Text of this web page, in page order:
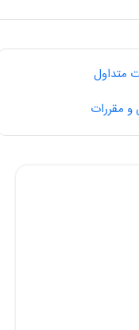
متداول
و مقررات